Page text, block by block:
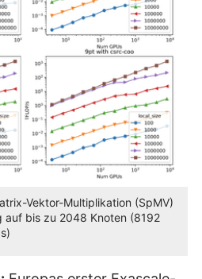
Vektor-Multiplikation (SpMV)
auf bis zu 2048 Knoten (8192